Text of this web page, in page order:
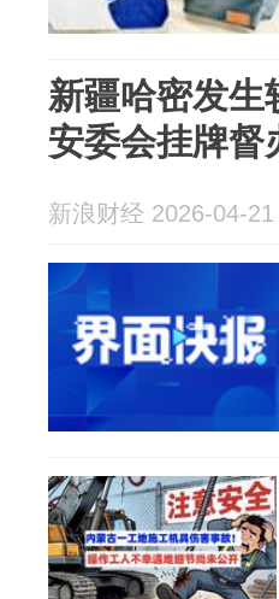
新疆哈密发生
安委会挂牌督
新浪财经 2026-04-21